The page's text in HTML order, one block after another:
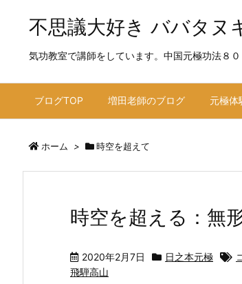
不思議大好き ババタヌ
気功教室で講師をしています。中国元極功法８
ブログTOP 増田老師のブログ 元極体
ホーム > 時空を超えて
時空を超える：無
2020年2月7日 日之本元極
飛騨高山